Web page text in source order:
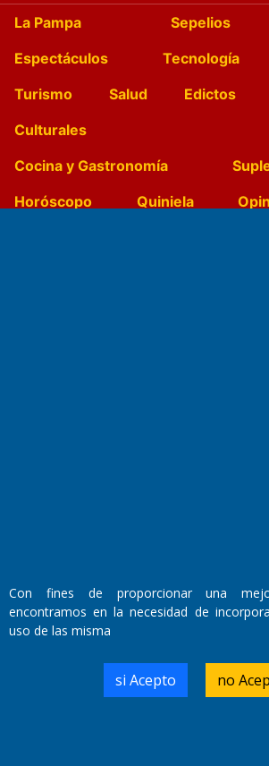
La Pampa Sepelios
Espectáculos
Tecnología
Turismo
Salud Edictos
Culturales
Cocina y Gastronomía
Horóscopo
Quiniela
Primera edición: Domingo 3 de Mayo de 1992
Miembro de ADIRA,ADEPA y CPPAL
Propietario: El Diario SRL
Walter René Goñi
Con fines de proporcionar una
encontramos en la necesidad de
uso de las misma
si Acepto no